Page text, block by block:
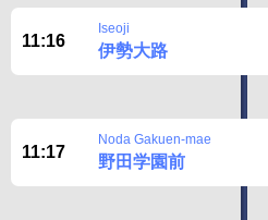
11:16
Iseoji
伊勢大路
11:17
Noda Gakuen-mae
野田学園前